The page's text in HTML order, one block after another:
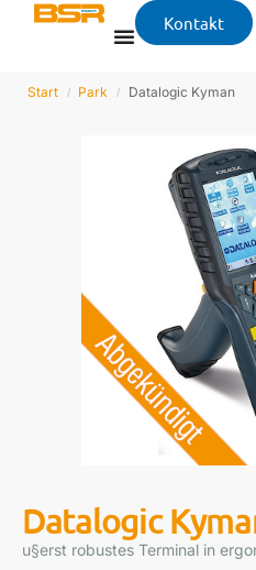
Kontakt
Start / Park / Datalogic Kyman
Datalogic
u§erst robustes Terminal in